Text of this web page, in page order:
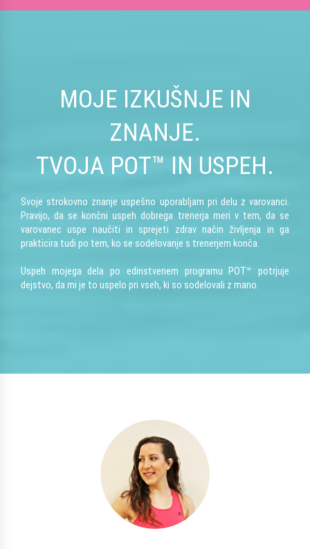
MOJE IZKUŠNJE IN
ZNANJE.
TVOJA POT™ IN USPEH.
Svoje strokovno znanje uspešno uporabljam pri delu z varovanci.
Pravijo, da se končni uspeh dobrega trenerja meri v tem, da se
varovanec uspe naučiti in sprejeti zdrav način življenja in ga
prakticira tudi po tem, ko se sodelovanje s trenerjem konča.
Uspeh mojega dela po edinstvenem programu POT™ potrjuje
dejstvo, da mi je to uspelo pri vseh, ki so sodelovali z mano.